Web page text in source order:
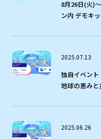
8月26日(火)
ン内 デモキ
2025.07.13
独自イベン
地球の恵みと
2025.06.26